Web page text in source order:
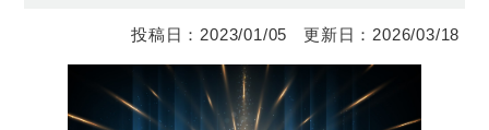
2023/01/05 2026/03/18